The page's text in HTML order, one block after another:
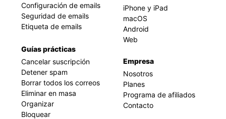
Configuración de emails
Seguridad de emails
Etiqueta de emails
Guías prácticas
Cancelar suscripción
Detener spam
Borrar todos los correos
Eliminar en masa
Organizar
Bloquear
iPhone y iPad
macOS
Android
Web
Empresa
Nosotros
Planes
Programa de afiliados
Contacto